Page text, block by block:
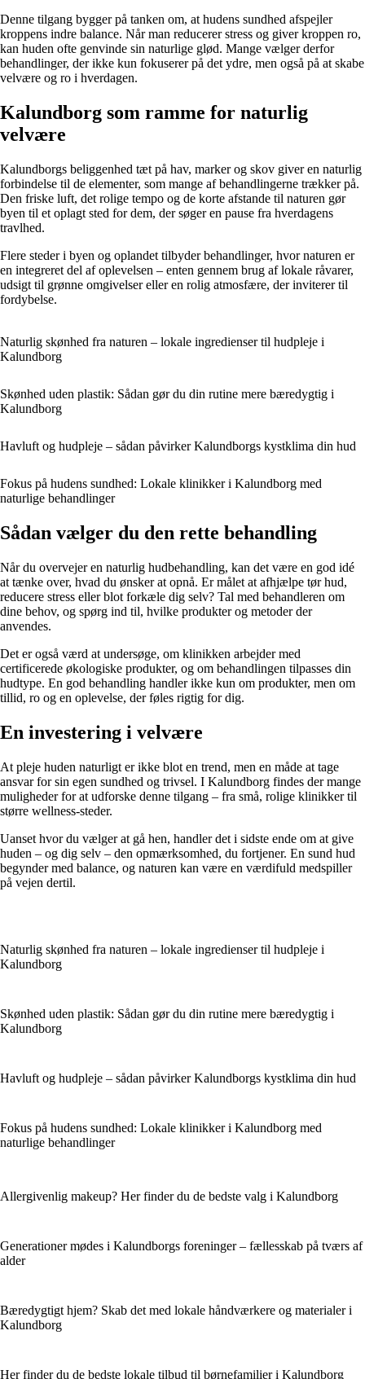
Denne tilgang bygger på tanken om, at hudens sundhed afspejler
kroppens indre balance. Når man reducerer stress og giver kroppen ro,
kan huden ofte genvinde sin naturlige glød. Mange vælger derfor
behandlinger, der ikke kun fokuserer på det ydre, men også på at skabe
velvære og ro i hverdagen.
Kalundborg som ramme for naturlig
velvære
Kalundborgs beliggenhed tæt på hav, marker og skov giver en naturlig
forbindelse til de elementer, som mange af behandlingerne trækker på.
Den friske luft, det rolige tempo og de korte afstande til naturen gør
byen til et oplagt sted for dem, der søger en pause fra hverdagens
travlhed.
Flere steder i byen og oplandet tilbyder behandlinger, hvor naturen er
en integreret del af oplevelsen – enten gennem brug af lokale råvarer,
udsigt til grønne omgivelser eller en rolig atmosfære, der inviterer til
fordybelse.
Naturlig skønhed fra naturen – lokale ingredienser til hudpleje i
Kalundborg
Skønhed uden plastik: Sådan gør du din rutine mere bæredygtig i
Kalundborg
Havluft og hudpleje – sådan påvirker Kalundborgs kystklima din hud
Fokus på hudens sundhed: Lokale klinikker i Kalundborg med
naturlige behandlinger
Sådan vælger du den rette behandling
Når du overvejer en naturlig hudbehandling, kan det være en god idé
at tænke over, hvad du ønsker at opnå. Er målet at afhjælpe tør hud,
reducere stress eller blot forkæle dig selv? Tal med behandleren om
dine behov, og spørg ind til, hvilke produkter og metoder der
anvendes.
Det er også værd at undersøge, om klinikken arbejder med
certificerede økologiske produkter, og om behandlingen tilpasses din
hudtype. En god behandling handler ikke kun om produkter, men om
tillid, ro og en oplevelse, der føles rigtig for dig.
En investering i velvære
At pleje huden naturligt er ikke blot en trend, men en måde at tage
ansvar for sin egen sundhed og trivsel. I Kalundborg findes der mange
muligheder for at udforske denne tilgang – fra små, rolige klinikker til
større wellness-steder.
Uanset hvor du vælger at gå hen, handler det i sidste ende om at give
huden – og dig selv – den opmærksomhed, du fortjener. En sund hud
begynder med balance, og naturen kan være en værdifuld medspiller
på vejen dertil.
Naturlig skønhed fra naturen – lokale ingredienser til hudpleje i
Kalundborg
Skønhed uden plastik: Sådan gør du din rutine mere bæredygtig i
Kalundborg
Havluft og hudpleje – sådan påvirker Kalundborgs kystklima din hud
Fokus på hudens sundhed: Lokale klinikker i Kalundborg med
naturlige behandlinger
Allergivenlig makeup? Her finder du de bedste valg i Kalundborg
Generationer mødes i Kalundborgs foreninger – fællesskab på tværs af
alder
Bæredygtigt hjem? Skab det med lokale håndværkere og materialer i
Kalundborg
Her finder du de bedste lokale tilbud til børnefamilier i Kalundborg